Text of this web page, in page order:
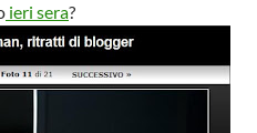
ieri sera?